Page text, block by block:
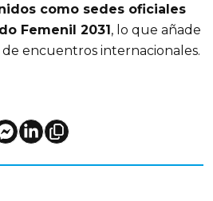
como sedes oficiales
Femenil 2031, lo que añade
encuentros internacionales.